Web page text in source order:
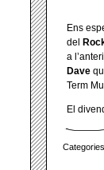
Ens
del
a
Dave
Term
El